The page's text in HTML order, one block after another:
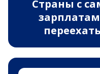
Страны с